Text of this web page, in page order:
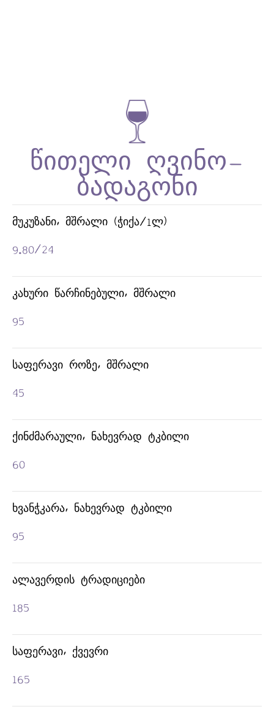
ᲛᲣᲙᲣᲖᲐᲜᲘ, ᲛᲨᲠᲐᲚᲘ (ᲭᲘᲥᲐ/1Ლ)
9.80/24
ᲙᲐᲮᲣᲠᲘ ᲬᲐᲠᲩᲘᲜᲔᲑᲣᲚᲘ, ᲛᲨᲠᲐᲚᲘ
95
ᲡᲐᲤᲔᲠᲐᲕᲘ ᲠᲝᲖᲔ, ᲛᲨᲠᲐᲚᲘ
45
ᲥᲘᲜᲫᲛᲐᲠᲐᲣᲚᲘ, ᲜᲐᲮᲔᲕᲠᲐᲓ ᲢᲙᲑᲘᲚᲘ
60
ᲮᲕᲐᲜᲭᲙᲐᲠᲐ, ᲜᲐᲮᲔᲕᲠᲐᲓ ᲢᲙᲑᲘᲚᲘ
95
ᲐᲚᲐᲕᲔᲠᲓᲘᲡ ᲢᲠᲐᲓᲘᲪᲘᲔᲑᲘ
185
ᲡᲐᲤᲔᲠᲐᲕᲘ, ᲥᲕᲔᲕᲠᲘ
165